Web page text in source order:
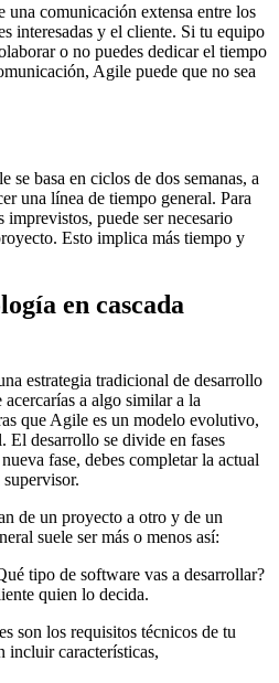
comunicación extensa entre los
interesadas y el cliente. Si tu equipo
o no puedes dedicar el tiempo
Agile puede que no sea
basa en ciclos de dos semanas, a
una línea de tiempo general. Para
imprevistos, puede ser necesario
Esto implica más tiempo y
en cascada
estrategia tradicional de desarrollo
a algo similar a la
que Agile es un modelo evolutivo,
El desarrollo se divide en fases
fase, debes completar la actual
de un proyecto a otro y de un
suele ser más o menos así:
tipo de software vas a desarrollar?
quien lo decida.
son los requisitos técnicos de tu
incluir características,